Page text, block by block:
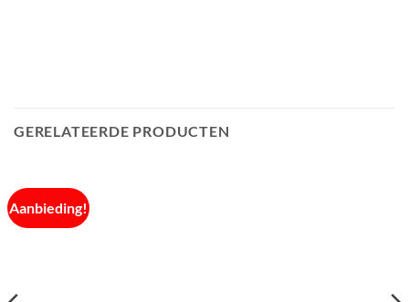
GERELATEERDE PRODUCTEN
Aanbieding!